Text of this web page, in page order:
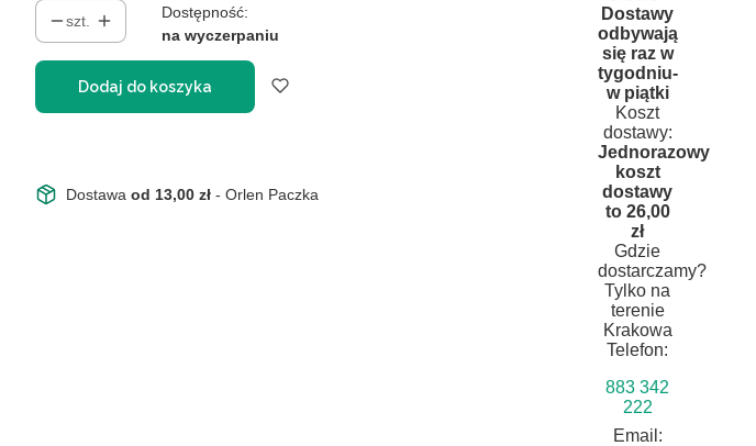
Dostawy
odbywają
się raz w
tygodniu-
w piątki
Koszt
dostawy:
Jednorazowy
koszt
dostawy
to 26,00
zł
Gdzie
dostarczamy?
Tylko na
terenie
Krakowa
Telefon:
883 342
222
Email:
szt.
Dostępność:
na wyczerpaniu
Dodaj do koszyka
Dostawa od 13,00 zł - Orlen Paczka